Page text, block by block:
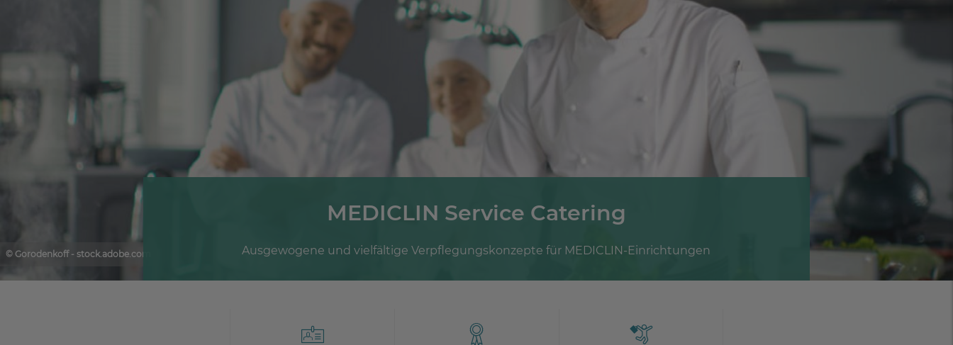
STRG
© Gorodenkoff - stock.adobe.com
MEDICLIN Service Catering
Ausgewogene und vielfältige Verpflegungskonzepte für MEDICLIN-Einrichtungen